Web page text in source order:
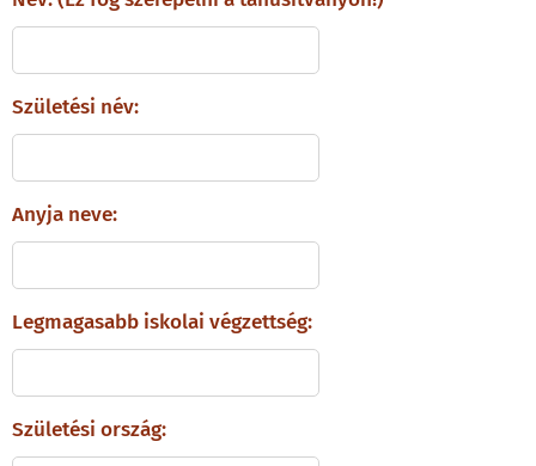
Születési név:
Anyja neve:
Legmagasabb iskolai végzettség:
Születési ország: